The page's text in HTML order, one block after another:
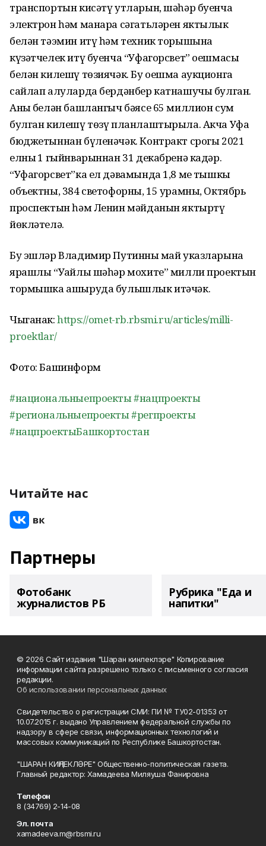
транспортын кисәтү утларын, шәһәр буенча
электрон һәм манара сәгатьләрен яктылык
белән тәэмин итү һәм техник торышына
күзәтчелек итү буенча “Уфагорсвет” оешмасы
белән килешү төзиячәк. Бу оешма аукционга
сайлап алуларда бердәнбер катнашучы булган.
Аның белән башлангыч бәясе 65 миллион сум
булган килешү төзү планлаштырыла. Акча Уфа
бюджетыннан бүленәчәк. Контракт срогы 2021
елның 1 гыйнварыннан 31 декабренә кадәр.
“Уфагорсвет”ка ел дәвамында 1,8 мең тышкы
объектны, 384 светофорны, 15 урамны, Октябрь
проспектын һәм Ленин мәйданын яктыртү
йөкләтелә.
Бу эшләр Владимир Путинның май указларына
ярашлы “Уңайлы шәһәр мохите” милли проектын
тормышка ашыруда булышлык итәчәк.
Чыганак:https://omet-rb.rbsmi.ru/articles/milli-
proektlar/
Фото: Башинформ
#национальныепроекты#нацпроекты
#региональныепроекты#регпроекты
#нацпроектыБашкортостан
Читайте нас
Партнеры
Фотобанк
журналистов РБ
Рубрика "Еда и
напитки"
© 2026 Сайт издания "Шаран кинлеклэре" Копирование
информации сайта разрешено только с письменного согласия
редакции.
Об использовании персональных данных
Свидетельство о регистрации СМИ: ПИ № ТУ02-01353 от
10.07.2015 г. выдано Управлением федеральной службы по
надзору в сфере связи, информационных технологий и
массовых коммуникаций по Республике Башкортостан.
"ШАРАН КИҢЛЕКЛӘРЕ" Общественно-политическая газета.
Главный редактор: Хамадеева Миляуша Фанировна
Телефон
8 (34769) 2-14-08
Эл. почта
xamadeeva.m@rbsmi.ru